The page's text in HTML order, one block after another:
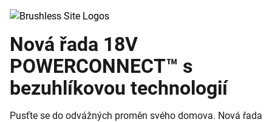
Nová řada 18V
POWERCONNECT™ s
bezuhlíkovou technologií
Pusťte se do odvážných proměn svého domova. Nová řada